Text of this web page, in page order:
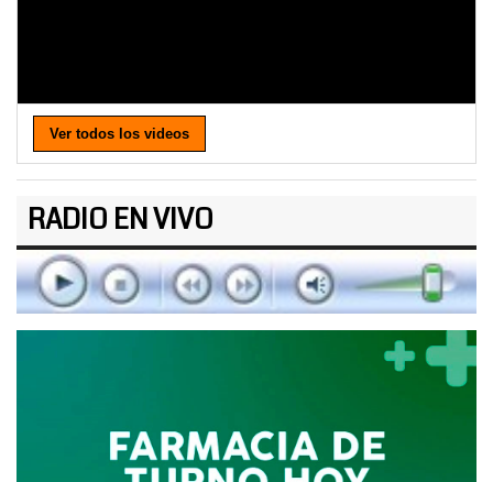
Ver todos los videos
RADIO EN VIVO